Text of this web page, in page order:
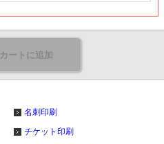
カートに追加
名刺印刷
チケット印刷